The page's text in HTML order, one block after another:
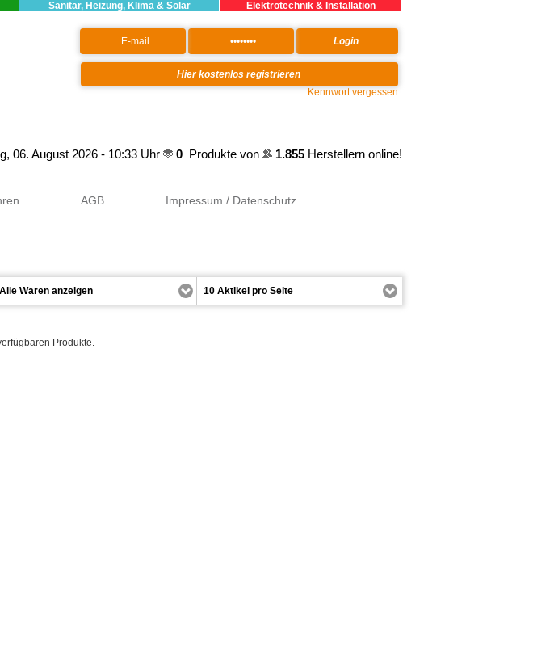
Sanitär, Heizung, Klima & Solar Elektrotechnik & Installation
Kennwort vergessen
06. August 2026 - 10:33 Uhr 0 Produkte von 1.855 Herstellern online!
AGB Impressum / Datenschutz
Produkte.